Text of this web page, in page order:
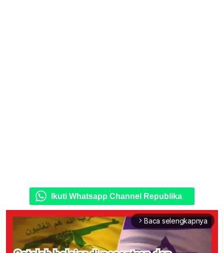
Ikuti Whatsapp Channel Republika
arrow_forward_ios Baca selengkapnya